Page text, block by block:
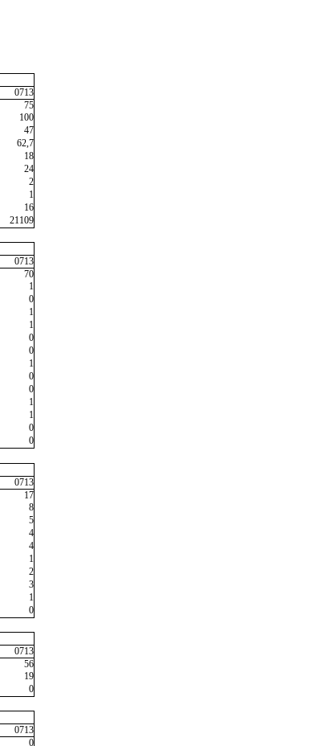
0713
75
100
47
62,7
18
24
2
1
16
21109
0713
70
1
0
1
1
0
0
1
0
0
1
1
0
0
0713
17
8
5
4
4
1
2
3
1
0
0713
56
19
0
0713
0